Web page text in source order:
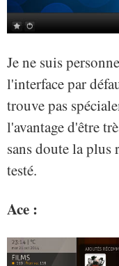
Je ne suis
l'interface par
trouve pas
l'avantage d'être
sans doute la plus
testé.
Ace :